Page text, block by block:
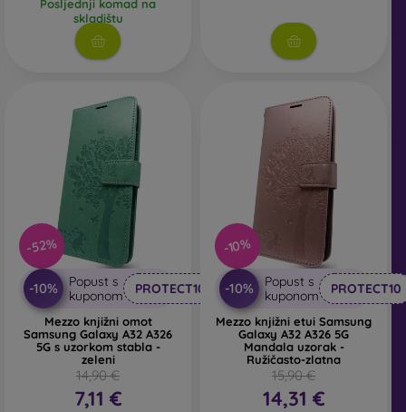
Posljednji komad na
skladištu
-52%
-10%
Popust s
kuponom
PROTECT10
Mezzo knjižni omot
Samsung Galaxy A32 A326
5G s uzorkom stabla -
zeleni
14,90 €
7,11 €
-10%
-10%
Popust s
kuponom
PROTECT10
Mezzo knjižni etui Samsung
Galaxy A32 A326 5G
Mandala uzorak -
Ružičasto-zlatna
15,90 €
14,31 €